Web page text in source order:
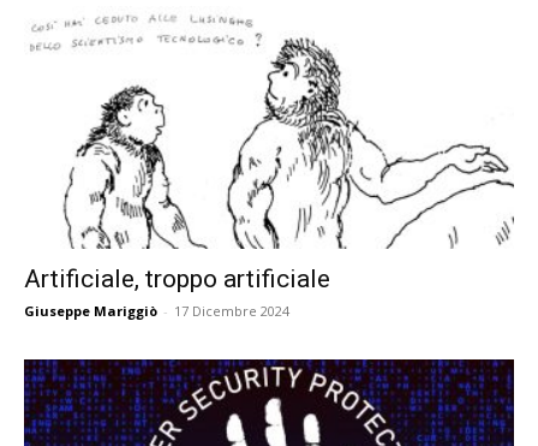
Artificiale, troppo artificiale
Giuseppe Mariggiò - 17 Dicembre 2024